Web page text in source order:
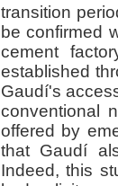
transition
be confirmed
cement
established
Gaudí's
conventional
offered by
that Gaudí
Indeed, this